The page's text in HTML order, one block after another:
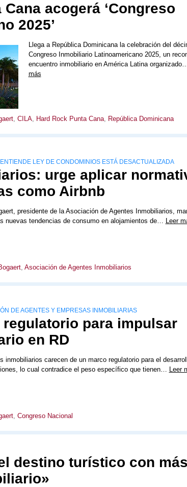
acogerá ‘Congreso
2025’
Llega a República Dominicana la celebración del
Congreso Inmobiliario Latinoamericano 2025, un
encuentro inmobiliario en América Latina
más
, CILA, Hard Rock Punta Cana, República Dominicana
LEY DE CONDOMINIOS ESTÁ DESACTUALIZADA
urge aplicar
como Airbnb
presidente de la Asociación de Agentes Inmobiliarios,
nuevas tendencias de consumo en alojamientos de… Leer
, Asociación de Agentes Inmobiliarios
DE AGENTES Y EMPRESAS INMOBILIARIAS
para impulsar
en RD
inmobiliarios carecen de un marco regulatorio para el
lo cual contradice el peso específico que tienen… Leer
, Congreso Nacional
destino turístico con más